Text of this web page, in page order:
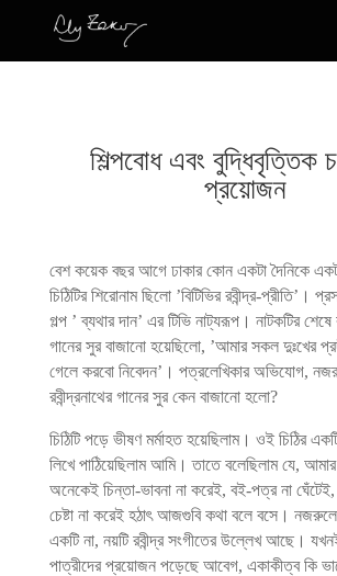
শিল্পবোধ এবং বুদ্ধিবৃত্তিক
প্রয়োজন
বেশ কয়েক বছর আগে ঢাকার কোন একটা দৈনিকে
চিঠিটির শিরোনাম ছিলো ’বিটিভির রবীন্দ্র-প্রীতি’।
গল্প ’ ব্যথার দান’ এর টিভি নাট্যরূপ। নাটকটির শেষে
গানের সুর বাজানো হয়েছিলো, ’আমার সকল দুঃখের
গেলে করবো নিবেদন’। পত্রলেখিকার অভিযোগ,
রবীন্দ্রনাথের গানের সুর কেন বাজানো হলো?
চিঠিটি পড়ে ভীষণ মর্মাহত হয়েছিলাম। ওই চিঠির
লিখে পাঠিয়েছিলাম আমি। তাতে বলেছিলাম যে,
অনেকেই চিন্তা-ভাবনা না করেই, বই-পত্র না
চেষ্টা না করেই হঠাৎ আজগুবি কথা বলে বসে।
একটি না, নয়টি রবীন্দ্র সংগীতের উল্লেখ আছে।
পাত্রীদের প্রয়োজন পড়েছে আবেগ, একাকীত্ব কি